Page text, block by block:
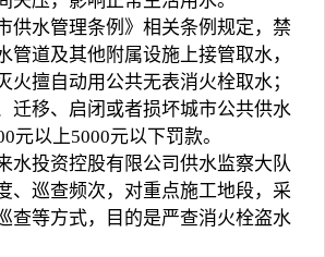
供水管理条例》相关条例规定，禁
管道及其他附属设施上接管取水，
火擅自动用公共无表消火栓取水；
迁移、启闭或者损坏城市公共供水
元以上5000元以下罚款。
水投资控股有限公司供水监察大队
、巡查频次，对重点施工地段，采
查等方式，目的是严查消火栓盗水